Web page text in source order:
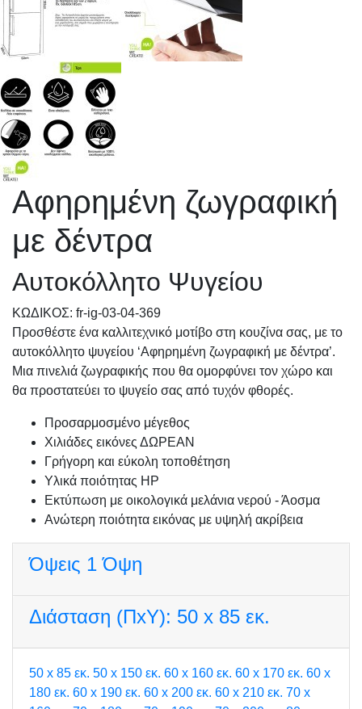
Αφηρημένη ζωγραφική
με δέντρα
Αυτοκόλλητο Ψυγείου
KΩΔΙΚΟΣ: fr-ig-03-04-369
Προσθέστε ένα καλλιτεχνικό μοτίβο στη κουζίνα σας, με το
αυτοκόλλητο ψυγείου ‘Αφηρημένη ζωγραφική με δέντρα’.
Μια πινελιά ζωγραφικής που θα ομορφύνει τον χώρο και
θα προστατεύει το ψυγείο σας από τυχόν φθορές.
Προσαρμοσμένo μέγεθος
Χιλιάδες εικόνες ΔΩΡΕΑΝ
Γρήγορη και εύκολη τοποθέτηση
Υλικά ποιότητας HP
Εκτύπωση με οικολογικά μελάνια νερού - Άοσμα
Ανώτερη ποιότητα εικόνας με υψηλή ακρίβεια
Όψεις 1 Όψη
Διάσταση (ΠxΥ): 50 x 85 εκ.
50 x 85 εκ. 50 x 150 εκ. 60 x 160 εκ. 60 x 170 εκ. 60 x
180 εκ. 60 x 190 εκ. 60 x 200 εκ. 60 x 210 εκ. 70 x